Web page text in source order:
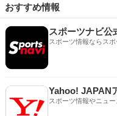
おすすめ情報
スポーツナビ公
スポーツ情報ならス
Yahoo! JAPAN
スポーツ情報やニュ